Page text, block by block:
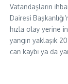
Vatandaşların
Dairesi
hızla olay yerine
yangın yaklaşık
can kaybı ya da